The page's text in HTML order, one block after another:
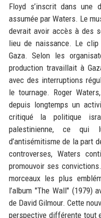
Floyd s’inscrit dans une
assumée par Waters. Le
devrait avoir accès à des
lieu de naissance. Le
Gaza. Selon les
production travaillait à
avec des interruptions
le tournage. Roger
depuis longtemps un
critiqué la politique
palestinienne, ce qui
d’antisémitisme de la part
controverses, Waters
promouvoir ses
morceaux les plus
l’album "The Wall" (1979)
de David Gilmour. Cette
perspective différente tout